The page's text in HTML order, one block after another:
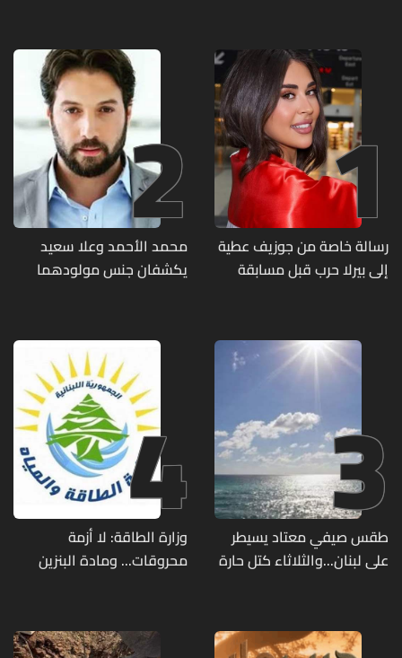
1
رسالة خاصة من جوزيف عطية
إلى بيرلا حرب قبل مسابقة
2
محمد الأحمد وعلا سعيد
يكشفان جنس مولودهما
3
طقس صيفي معتاد يسيطر
على لبنان...والثلاثاء كتل حارة
4
وزارة الطاقة: لا أزمة
محروقات... ومادة البنزين